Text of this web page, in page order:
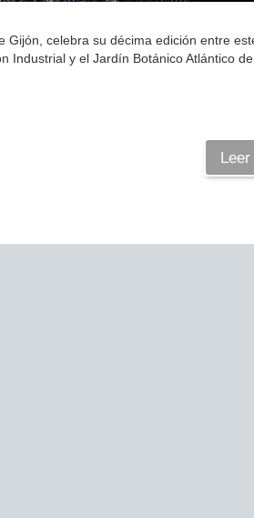
Gijón, celebra su décima edición entre
Industrial y el Jardín Botánico Atlántico de